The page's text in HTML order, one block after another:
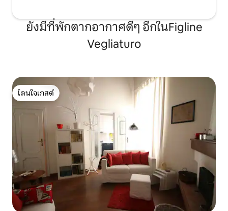
ยังมีที่พักตากอากาศดีๆ อีกในFigline
Vegliaturo
โดนใจเกสต์
โดนใจเกสต์